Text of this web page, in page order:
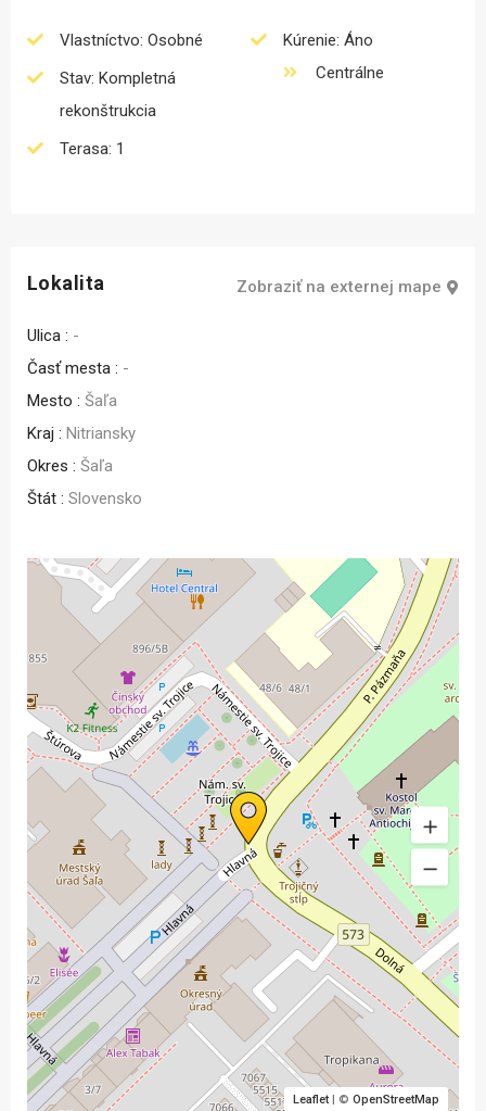
Vlastníctvo: Osobné
Stav: Kompletná
rekonštrukcia
Terasa: 1
Kúrenie: Áno
Centrálne
Lokalita Zobraziť na externej mape
Ulica : -
Časť mesta : -
Mesto : Šaľa
Kraj : Nitriansky
Okres : Šaľa
Štát : Slovensko
Leaflet| © OpenStreetMap